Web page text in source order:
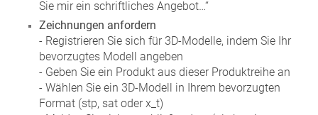
Sie mir ein schriftliches Angebot…“
Zeichnungen anfordern
- Registrieren Sie sich für 3D-Modelle, indem Sie Ihr
bevorzugtes Modell angeben
- Geben Sie ein Produkt aus dieser Produktreihe an
- Wählen Sie ein 3D-Modell in Ihrem bevorzugten
Format (stp, sat oder x_t)